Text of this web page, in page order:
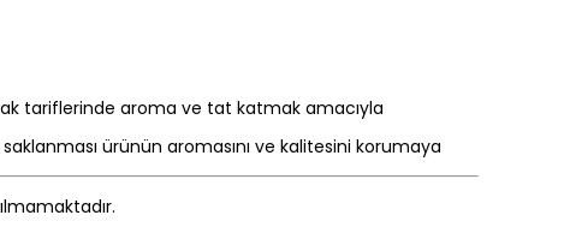
tariflerinde aroma ve tat katmak amacıyla
ürünün aromasını ve kalitesini korumaya